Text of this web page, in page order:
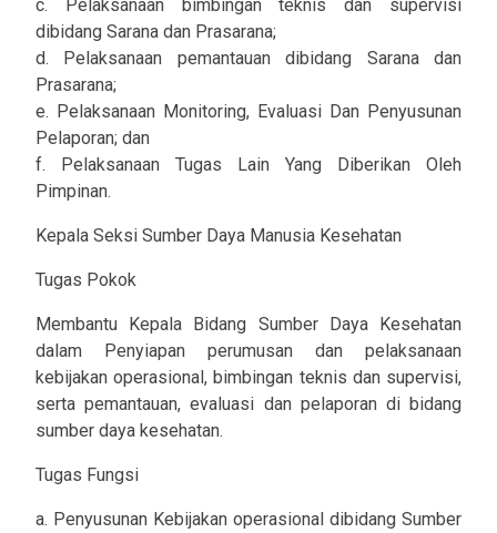
c. Pelaksanaan bimbingan teknis dan supervisi
dibidang Sarana dan Prasarana;
d. Pelaksanaan pemantauan dibidang Sarana dan
Prasarana;
e. Pelaksanaan Monitoring, Evaluasi Dan Penyusunan
Pelaporan; dan
f. Pelaksanaan Tugas Lain Yang Diberikan Oleh
Pimpinan.
Kepala Seksi Sumber Daya Manusia Kesehatan
Tugas Pokok
Membantu Kepala Bidang Sumber Daya Kesehatan
dalam Penyiapan perumusan dan pelaksanaan
kebijakan operasional, bimbingan teknis dan supervisi,
serta pemantauan, evaluasi dan pelaporan di bidang
sumber daya kesehatan.
Tugas Fungsi
a. Penyusunan Kebijakan operasional dibidang Sumber